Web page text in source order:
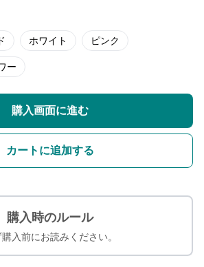
ホワイト ピンク
ー
購入画面に進む
カートに追加する
購入時のルール
入前にお読みください。